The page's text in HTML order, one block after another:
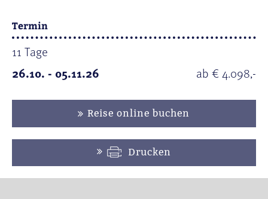
Termin
11 Tage
26.10. - 05.11.26
ab € 4.098,-
Reise online buchen
Drucken